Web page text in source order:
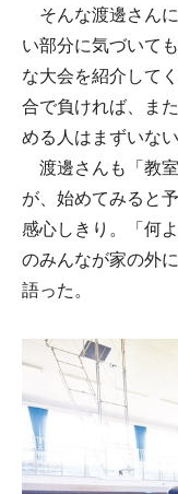
そんな渡邊さん
い部分に気づいて
な大会を紹介して
合で負ければ、ま
める人はまずいない
渡邊さんも「教
が、始めてみると
感心しきり。「何
のみんなが家の外
語った。